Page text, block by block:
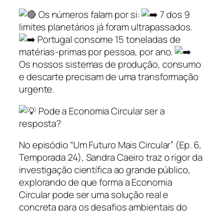
Os números falam por si:
7 dos 9
limites planetários já foram ultrapassados.
Portugal consome 15 toneladas de
matérias-primas por pessoa, por ano.
Os nossos sistemas de produção, consumo
e descarte precisam de uma transformação
urgente.
Pode a Economia Circular ser a
resposta?
No episódio “Um Futuro Mais Circular” (Ep. 6,
Temporada 24), Sandra Caeiro traz o rigor da
investigação científica ao grande público,
explorando de que forma a Economia
Circular pode ser uma solução real e
concreta para os desafios ambientais do